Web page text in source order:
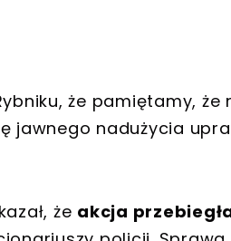
że pamiętamy, że
jawnego nadużycia
że akcja